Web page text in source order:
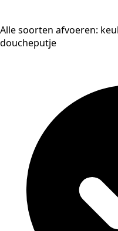
Alle soorten afvoeren:
doucheputje